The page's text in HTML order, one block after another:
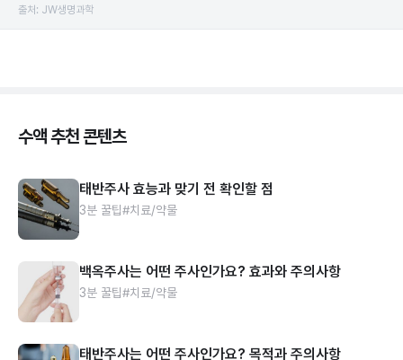
출처: JW생명과학
수액 추천 콘텐츠
태반주사 효능과 맞기 전 확인할 점
3분 꿀팁#치료/약물
백옥주사는 어떤 주사인가요? 효과와 주의사항
3분 꿀팁#치료/약물
태반주사는 어떤 주사인가요? 목적과 주의사항